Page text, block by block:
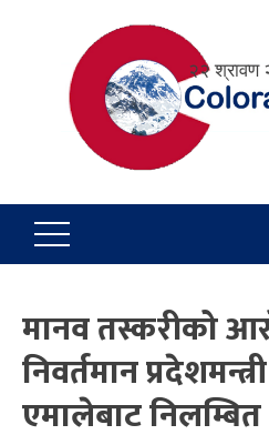
२२ श्रावण
मानव तस्करीको
निवर्तमान
एमालेबाट निलम्बित